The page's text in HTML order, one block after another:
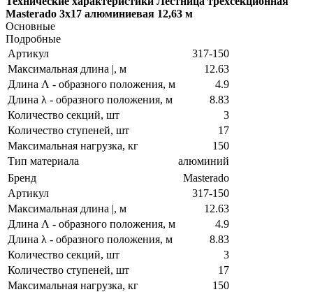
Masterado 3х17 алюминиевая 12,63 м
Основные
Подробные
Артикул
317-150
Максимальная длина |, м
12.63
Длина Λ - образного положения, м
4.9
Длина λ - образного положения, м
8.83
Количество секций, шт
3
Количество ступеней, шт
17
Максимальная нагрузка, кг
150
Тип материала
алюминий
Бренд
Masterado
Артикул
317-150
Максимальная длина |, м
12.63
Длина Λ - образного положения, м
4.9
Длина λ - образного положения, м
8.83
Количество секций, шт
3
Количество ступеней, шт
17
Максимальная нагрузка, кг
150